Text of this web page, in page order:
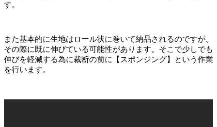
す。
また基本的に生地はロール状に巻いて納品されるのですが、
その際に既に伸びている可能性があります。そこで少しでも
伸びを軽減する為に裁断の前に【スポンジング】という作業
を行います。